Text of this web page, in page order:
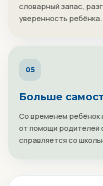
словарный запас,
уверенность ребёнка.
05
Больше
Со временем ребёнок
от помощи родителей
справляется со